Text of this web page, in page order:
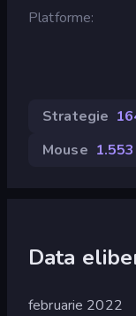
Platforme
Strategie
Mouse 1.553
Data
februarie 2022